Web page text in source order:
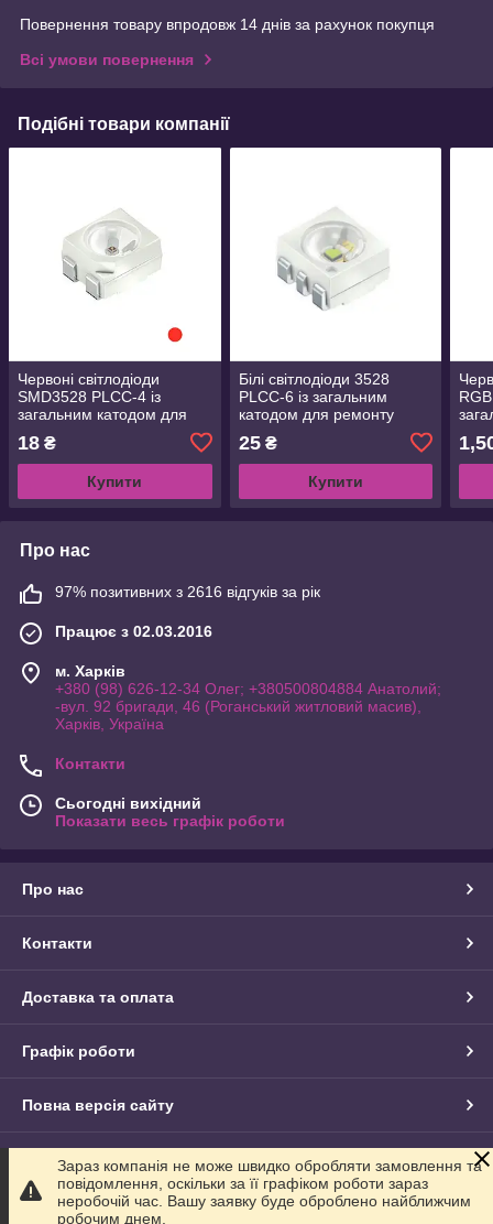
Повернення товару впродовж 14 днів за рахунок покупця
Всі умови повернення
Подібні товари компанії
Червоні світлодіоди
SMD3528 PLCC-4 із
загальним катодом для
автомобілів
18 ₴
Купити
Білі світлодіоди 3528
PLCC-6 із загальним
катодом для ремонту
задніх ліхтарів автомобілів
25₴
Купити
Про нас
97% позитивних з 2616 відгуків за рік
Працює з 02.03.2016
м. Харків
+380 (98) 626-12-34 Олег; +380500804884 Анатолий;
-вул. 92 бригади, 46 (Роганський житловий масив),
Харків, Україна
Контакти
Сьогодні вихідний
Показати весь графік роботи
Про нас
Контакти
Доставка та оплата
Графік роботи
Повна версія сайту
Сайт створено на маркетплейсі Prom.ua
Політика конфіденційності
Зараз компанія не може швидко обробляти замовлення та
повідомлення, оскільки за її графіком роботи зараз
неробочій час. Вашу заявку буде оброблено найближчим
робочим днем.